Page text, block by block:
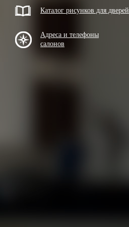
Каталог рисунков для дверей
Адреса и телефоны
салонов